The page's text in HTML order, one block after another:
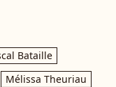
Bataille
Mélissa Theuriau